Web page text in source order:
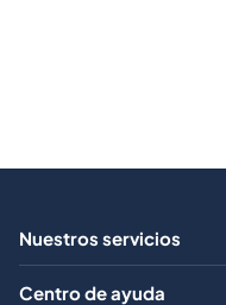
Nuestros servicios
¿Qué ofrecemos?
Centro de ayuda